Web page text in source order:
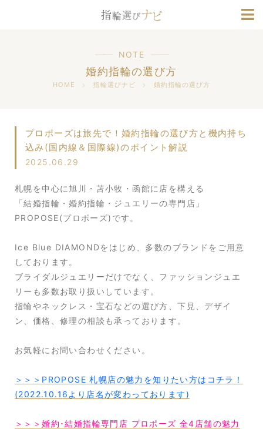
ブランド情報
NOTE
婚約指輪の選び方
HOME 指輪選びナビ 婚約指輪の選び方
プロポーズは旅先で！婚約指輪の選び方と機内持ち
込み(国内線＆国際線)のポイント解説
2025.06.29
札幌を中心に旭川・苫小牧・函館に店を構える
「結婚指輪・婚約指輪・ジュエリーの専門店」
PROPOSE(プロポーズ)です。
Ice Blue DIAMONDをはじめ、多数のブランドをご用意
しております。
ブライダルジュエリーだけでなく、ファッションジュエ
リーも多数お取り扱いしています。
指輪やネックレス・宝石などの選び方、下見、デザイ
ン、価格、修理の相談も承っております。
お気軽にお問い合わせください。
＞＞＞PROPOSE 札幌店の魅力を知りたい方はコチラ！
(2022.10.16より店名が変わっております)
＞＞＞婚約･結婚指輪専門店 プロポーズ 全4店舗の魅力